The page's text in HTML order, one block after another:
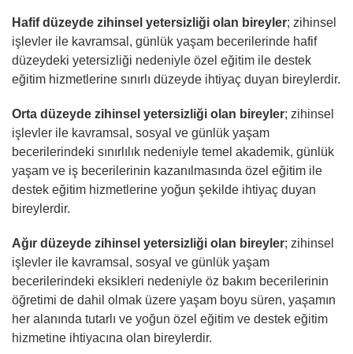
Hafif düzeyde zihinsel yetersizliği olan bireyler; zihinsel
işlevler ile kavramsal, günlük yaşam becerilerinde hafif
düzeydeki yetersizliği nedeniyle özel eğitim ile destek
eğitim hizmetlerine sınırlı düzeyde ihtiyaç duyan bireylerdir.
Orta düzeyde zihinsel yetersizliği olan bireyler; zihinsel
işlevler ile kavramsal, sosyal ve günlük yaşam
becerilerindeki sınırlılık nedeniyle temel akademik, günlük
yaşam ve iş becerilerinin kazanılmasında özel eğitim ile
destek eğitim hizmetlerine yoğun şekilde ihtiyaç duyan
bireylerdir.
Ağır düzeyde zihinsel yetersizliği olan bireyler; zihinsel
işlevler ile kavramsal, sosyal ve günlük yaşam
becerilerindeki eksikleri nedeniyle öz bakım becerilerinin
öğretimi de dahil olmak üzere yaşam boyu süren, yaşamın
her alanında tutarlı ve yoğun özel eğitim ve destek eğitim
hizmetine ihtiyacına olan bireylerdir.